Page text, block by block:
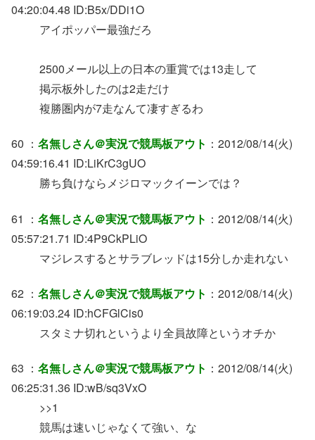
04:20:04.48 ID:B5x/DDi1O
アイポッパー最強だろ
2500メール以上の日本の重賞では13走して
掲示板外したのは2走だけ
複勝圏内が7走なんて凄すぎるわ
60 ： 名無しさん＠実況で競馬板アウト ：2012/08/14(火)
04:59:16.41 ID:LiKrC3gUO
勝ち負けならメジロマックイーンでは？
61 ： 名無しさん＠実況で競馬板アウト ：2012/08/14(火)
05:57:21.71 ID:4P9CkPLiO
マジレスするとサラブレッドは15分しか走れない
62 ： 名無しさん＠実況で競馬板アウト ：2012/08/14(火)
06:19:03.24 ID:hCFGlCis0
スタミナ切れというより全員故障というオチか
63 ： 名無しさん＠実況で競馬板アウト ：2012/08/14(火)
06:25:31.36 ID:wB/sq3VxO
>>1
競馬は速いじゃなくて強い、な